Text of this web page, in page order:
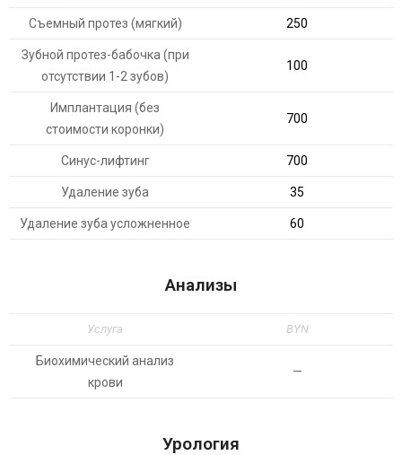
Съемный протез (мягкий) 250
Зубной протез-бабочка (при
отсутствии 1-2 зубов)
100
Имплантация (без
стоимости коронки)
700
Синус-лифтинг 700
Удаление зуба 35
Удаление зуба усложненное 60
Анализы
Услуга BYN
Биохимический анализ
крови
—
Урология